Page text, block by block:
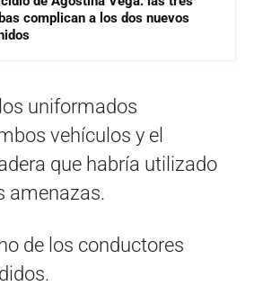
complican a los dos nuevos
uniformados
vehículos y el
que habría utilizado
amenazas.
de los conductores